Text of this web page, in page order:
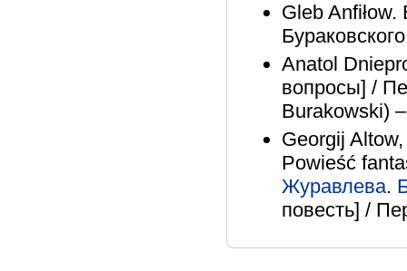
Gleb Anfiłow.
Anatol
вопросы] /
Burakowski)
Georgij
Powieść
Журавлева.
повесть] /